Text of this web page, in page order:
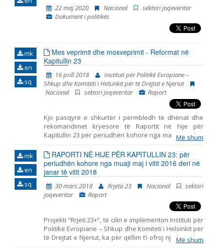
social dhe mësimdhënia online, eventet e këtille nuk
munguan në botën offline, që tregon se roli i
mediumeve, në gjithë procesin, paraqet faktor të cilit
22 maj 2020 Nacional
sektori joqeveritar
Dokument i politikës
mk
en
sq
Mes veprimit dhe mosveprimit - Reformat në
Kapitullin 23
16 prill 2018
Instituti për Politikë Evropiane –
Shkup dhe Komiteti i Helsinkit për të Drejtat e Njeriut
Nacional
sektori joqeveritar Raport
Kjo pasqyrë e shkurtër i përmbledh të dhënat dhe
rekomandimet kryesore të Raportit në hije për
Kapitullin 23 për periudhën kohore nga maji 2016 deri
në janar të vitit 2018. I hartuar nga Instituti për Politikë
Evropiane – Shkup dhe Komiteti i Helsinkit për të
Drejtat e Njeriut. Pasqyra përfshin tri periudha të
ndryshme: - periudha para zgjedhjeve të
parakohshme parlamentare më 11 dhjetor të vitit
2016, - periudha e tranzicionit pas zgjedhjeve dhe
para formimit të Qeverisë së re më datë 31 maj të vitit
2017, dhe - periudha nga zgjedhja e Qeverisë së re
deri në fund të muajit janar të vitit 2018. Raporti i
prezanton ngjarjet kryesore në periudhën e
analizuar dhe jep rekomandime për politikat në
secilën fushën të Kapitullit 23. Për analizë të detajuar
Më shum
mk
en
sq
RAPORTI NË HIJE PËR KAPITULLIN 23: për
periudhën kohore nga muaji maj i vitit 2016 deri në
janar të vitit 2018
30 mars 2018 Rrjeta 23 Nacional
sektori
joqeveritar
Raport
Projekti “Rrjeti 23+”, të cilin e implementon Instituti për
Politikë Evropiane – Shkup dhe Komiteti i Helsinkit për
të Drejtat e Njeriut, ka për qëllim t’i ofroj një kontribut
të strukturuar shoqërisë civile në monitorimin dhe
Më shum